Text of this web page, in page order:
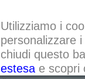
Utilizziamo i
personalizzare
chiudi questo
estesae scopri